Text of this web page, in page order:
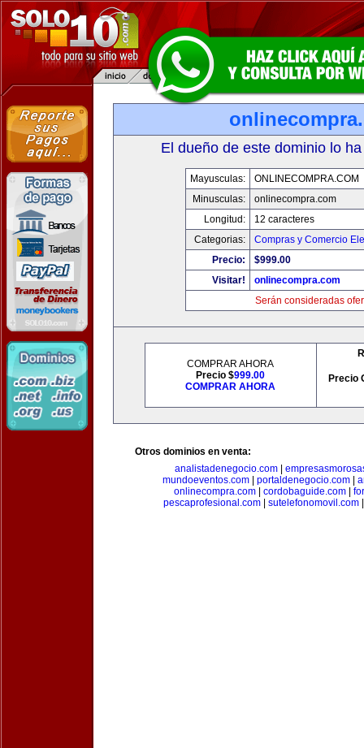
El dueño de este dominio lo
Mayusculas:
ONLINECOMPRA.COM
Minusculas:
onlinecompra.com
Longitud:
12 caracteres
Categorias:
Compras y Comercio
Precio:
$999.00
Visitar!
onlinecompra.com
Serán consideradas
COMPRAR AHORA
Precio $999.00
COMPRAR AHORA
Precio
Otros dominios en venta:
analistadenegocio.com
mundoeventos.com| portaldenegocio.com|
onlinecompra.com| cordobaguide.com|
pescaprofesional.com| sutelefonomovil.com